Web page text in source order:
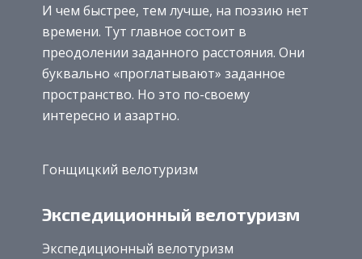
И чем быстрее, тем лучше, на поэзию нет
времени. Тут главное состоит в
преодолении заданного расстояния. Они
буквально «проглатывают» заданное
пространство. Но это по-своему
интересно и азартно.
Гонщицкий велотуризм
Экспедиционный велотуризм
Экспедиционный велотуризм